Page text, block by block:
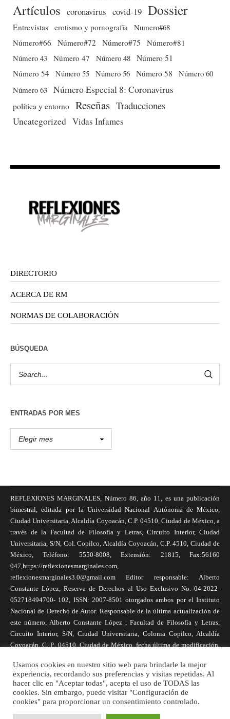
Artículos coronavirus covid-19 Dossier
Entrevistas erotismo y pornografía
Numero#68
Número#66
Número#72 Número#75
Número#81
Número 43 Número 47 Número 48 Número 51
Número 54 Número 55 Número 56 Número 58
Número 60
Número 63 Número Especial 8: Coronavirus
política y entorno Reseñas Traducciones
Uncategorized Vidas Infames
DIRECTORIO
ACERCA DE RM
NORMAS DE COLABORACIÓN
BÚSQUEDA
ENTRADAS POR MES
REFLEXIONES MARGINALES, Número 86, año 11, es una publicación
bimestral, editada por la Universidad Nacional Autónoma de México,
Ciudad Universitaria, Alcaldía Coyoacán, C.P. 04510, Ciudad de México, a
través de la Facultad de Filosofía y Letras, Circuito Interior, Ciudad
Universitaria, S/N, Col. Copilco, Alcaldía Coyoacán, C.P. 4510, Ciudad de
México, Teléfono: 5550-8008, Extensión: 21815, Fax:56160
047,https://reflexionesmarginales.com,
reflexionesmarginales3.0@gmail.com Editor responsable: Alberto
Constante López, Reserva de Derechos al Uso Exclusivo No. 04-2022-
052718494700- 102, ISSN: 2007-8501 otorgados ambos por el Instituto
Nacional de Derecho de Autor. Responsable de la última actualización de
este número, Alberto Constante López , Facultad de Filosofía y Letras,
Circuito Interior, S/N, Ciudad Universitaria, Colonia Copilco, Alcaldía
Coyoacán, C. P., 04510, Ciudad de México, fecha última de modificación,
necesariamente reflejan la postura de la revista, ni de Universidad Nacional
Autónoma de México. Los autores son responsables de los contenidos de
sus artículos. Se autoriza la reproducción total o parcial de los textos aquí
publicados siempre y cuando se cite la fuente completa y la dirección
electrónica de la publicación.
Usamos cookies en nuestro sitio web para brindarle la mejor
experiencia, recordando sus preferencias y visitas repetidas. Al
hacer clic en "Aceptar todas", acepta el uso de TODAS las
cookies. Sin embargo, puede visitar "Configuración de
cookies" para proporcionar un consentimiento controlado.